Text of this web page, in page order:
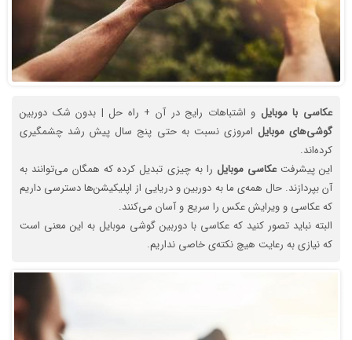
عکاسی با موبایل و اشتباهات رایج در آن + راه حل | بدون شک دوربین
گوشی‌های موبایل امروزی نسبت به حتی پنج سال پیش رشد چشمگیری
کرده‌اند.
این پیشرفتعکاسی موبایل را به چیزی تبدیل کرده که همگان می‌توانند به
آن بپردازند. حال همه‌ی ما به دوربین و دریایی از اپلیکیشن‌ها دسترسی داریم
که عکاسی و ویرایش عکس را سریع و آسان می‌کنند.
البته نباید تصور کنید که عکاسی با دوربین گوشی موبایل به این معنی است
که نیازی به رعایت هیچ نکته‌ی خاصی نداریم.